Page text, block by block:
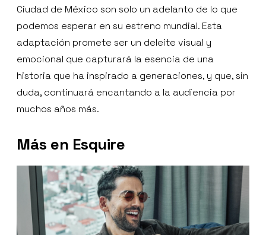
Ciudad de México son solo un adelanto de lo que
podemos esperar en su estreno mundial. Esta
adaptación promete ser un deleite visual y
emocional que capturará la esencia de una
historia que ha inspirado a generaciones, y que, sin
duda, continuará encantando a la audiencia por
muchos años más.
Más en Esquire